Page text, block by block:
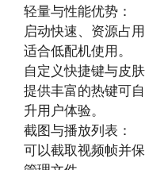
轻量与性能优势：
启动快速、资源占
适合低配机使用。
自定义快捷键与皮肤
提供丰富的热键可
升用户体验。
截图与播放列表：
可以截取视频帧并